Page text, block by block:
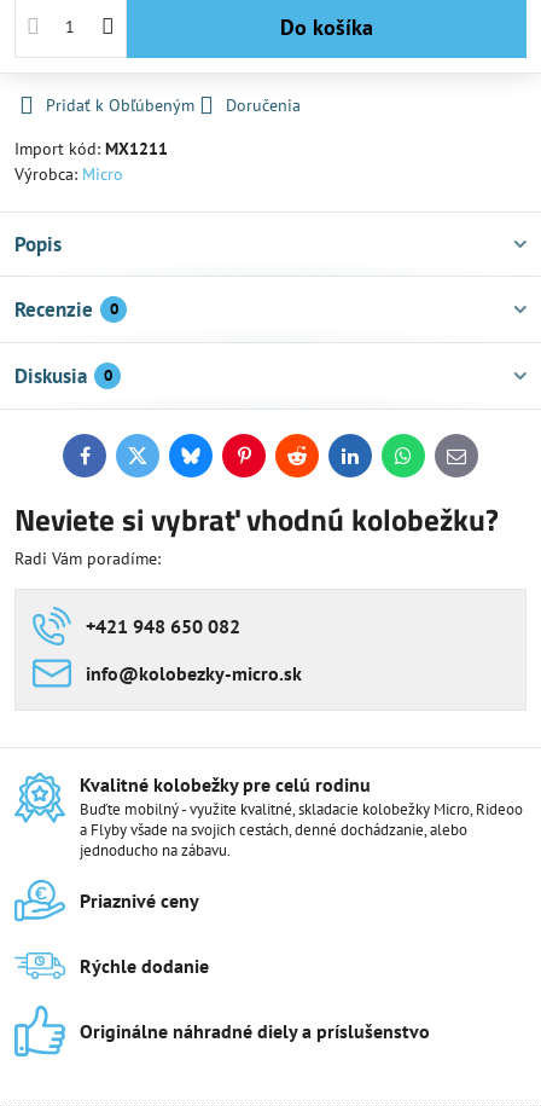
Do košíka
Pridať k Obľúbeným
Doručenia
Import kód: MX1211
Výrobca: Micro
Popis
Recenzie 0
Diskusia 0
FacebookTwitterBlueskyPinterestReddit LinkedInWhatsApp
E-
mail
Neviete si vybrať vhodnú kolobežku?
Radi Vám poradíme:
+421 948 650 082
info​@kolobezky-micro​.sk
Kvalitné kolobežky pre celú rodinu
Buďte mobilný - využite kvalitné, skladacie kolobežky Micro, Rideoo
a Flyby všade na svojich cestách, denné dochádzanie, alebo
jednoducho na zábavu.
Priaznivé ceny
Rýchle dodanie
Originálne náhradné diely a príslušenstvo